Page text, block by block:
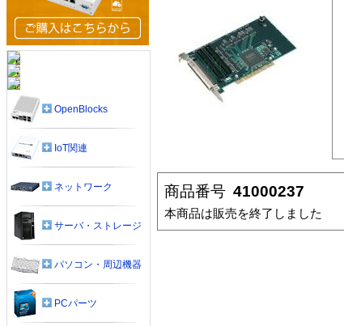
商品番号 41000237
本商品は販売を終了しました
OpenBlocks
IoT関連
ネットワーク
サーバ・ストレージ
パソコン・周辺機器
PCパーツ